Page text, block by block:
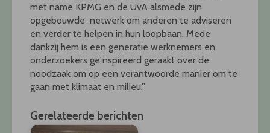
met name KPMG en de UvA alsmede zijn
opgebouwde netwerk om anderen te adviseren
en verder te helpen in hun loopbaan. Mede
dankzij hem is een generatie werknemers en
onderzoekers geïnspireerd geraakt over de
noodzaak om op een verantwoorde manier om te
gaan met klimaat en milieu.”
Gerelateerde berichten